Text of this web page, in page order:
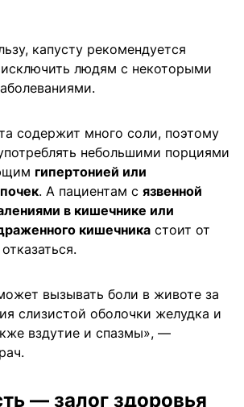
капусту рекомендуется
людям с некоторыми
содержит много соли, поэтому
небольшими порциями
гипертонией или
. А пациентам с язвенной
в кишечнике или
кишечника стоит от
вызывать боли в животе за
слизистой оболочки желудка и
вздутие и спазмы», —
— залог здоровья